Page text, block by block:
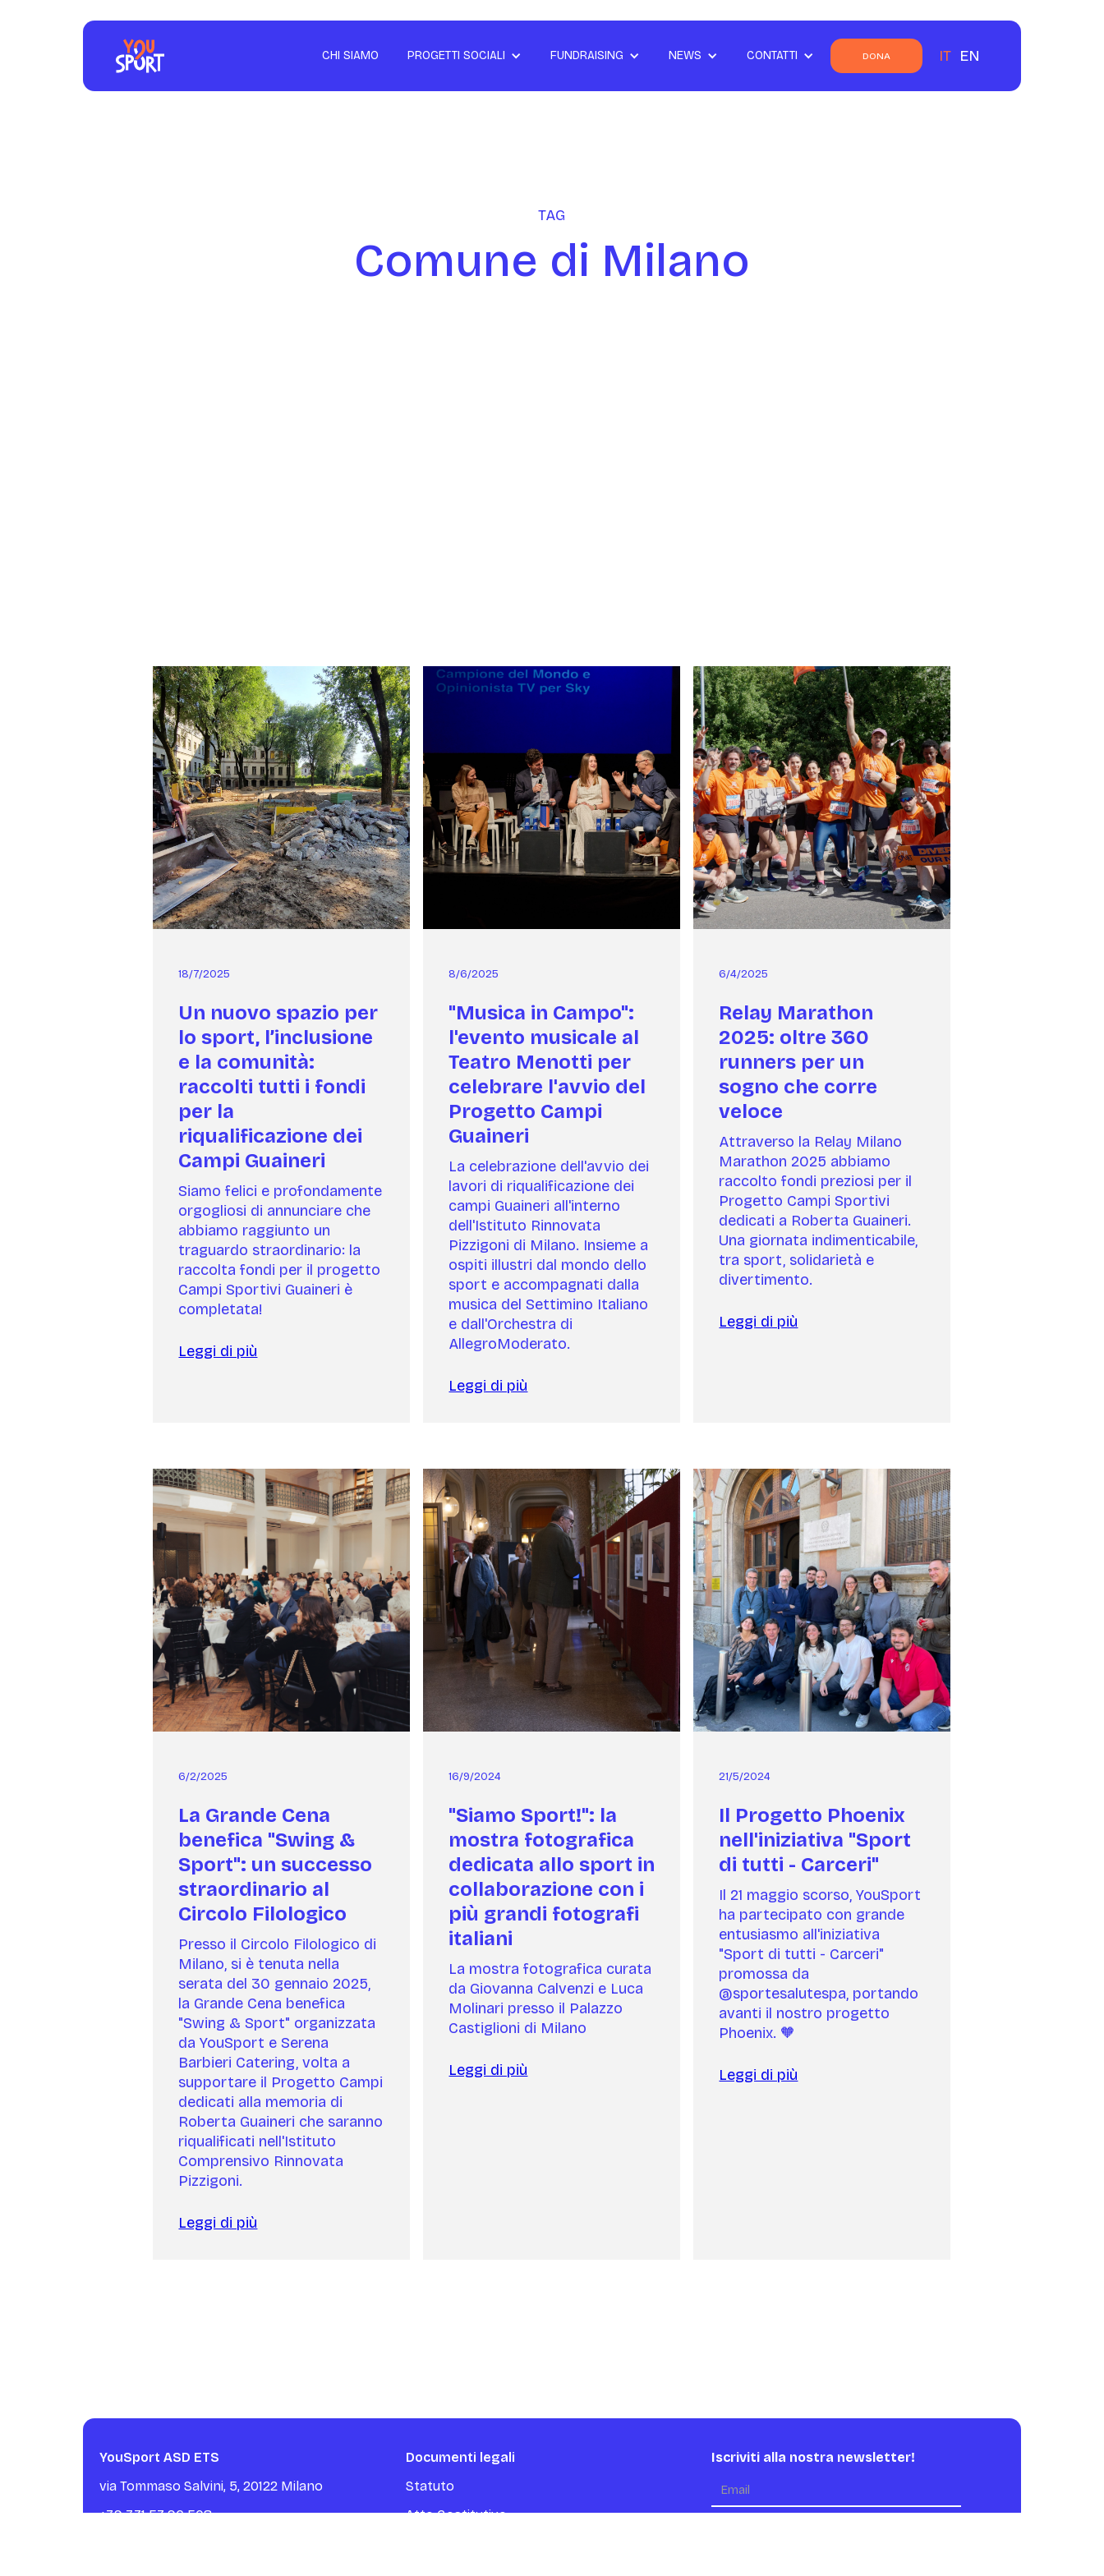
CHI SIAMO PROGETTI SOCIALI FUNDRAISING NEWS CONTATTI DONA IT EN
TAG
Comune di Milano
18/7/2025
Un nuovo spazio per
lo sport, l’inclusione
e la comunità:
raccolti tutti i fondi
per la
riqualificazione dei
Campi Guaineri
Siamo felici e profondamente
orgogliosi di annunciare che
abbiamo raggiunto un
traguardo straordinario: la
raccolta fondi per il progetto
Campi Sportivi Guaineri è
completata!
Leggi di più
8/6/2025
"Musica in Campo":
l'evento musicale al
Teatro Menotti per
celebrare l'avvio del
Progetto Campi
Guaineri
La celebrazione dell'avvio dei
lavori di riqualificazione dei
campi Guaineri all'interno
dell'Istituto Rinnovata
Pizzigoni di Milano. Insieme a
ospiti illustri dal mondo dello
sport e accompagnati dalla
musica del Settimino Italiano
e dall'Orchestra di
AllegroModerato.
Leggi di più
6/4/2025
Relay Marathon
2025: oltre 360
runners per un
sogno che corre
veloce
Attraverso la Relay Milano
Marathon 2025 abbiamo
raccolto fondi preziosi per il
Progetto Campi Sportivi
dedicati a Roberta Guaineri.
Una giornata indimenticabile,
tra sport, solidarietà e
divertimento.
Leggi di più
6/2/2025
La Grande Cena
benefica "Swing &
Sport": un successo
straordinario al
Circolo Filologico
Presso il Circolo Filologico di
Milano, si è tenuta nella
serata del 30 gennaio 2025,
la Grande Cena benefica
"Swing & Sport" organizzata
da YouSport e Serena
Barbieri Catering, volta a
supportare il Progetto Campi
dedicati alla memoria di
Roberta Guaineri che saranno
riqualificati nell'Istituto
Comprensivo Rinnovata
Pizzigoni.
Leggi di più
16/9/2024
"Siamo Sport!": la
mostra fotografica
dedicata allo sport in
collaborazione con i
più grandi fotografi
italiani
La mostra fotografica curata
da Giovanna Calvenzi e Luca
Molinari presso il Palazzo
Castiglioni di Milano
Leggi di più
21/5/2024
Il Progetto Phoenix
nell'iniziativa "Sport
di tutti - Carceri"
Il 21 maggio scorso, YouSport
ha partecipato con grande
entusiasmo all'iniziativa
"Sport di tutti - Carceri"
promossa da
@sportesalutespa, portando
avanti il nostro progetto
Phoenix. 🧡
Leggi di più
YouSport ASD ETS
via Tommaso Salvini, 5, 20122 Milano
+39 371 57 96 508
Documenti legali
Statuto
Atto Costitutivo
Iscriviti alla nostra newsletter!